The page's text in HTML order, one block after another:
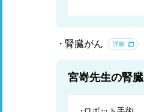
腎臓がん 詳細
宮嵜先生の腎